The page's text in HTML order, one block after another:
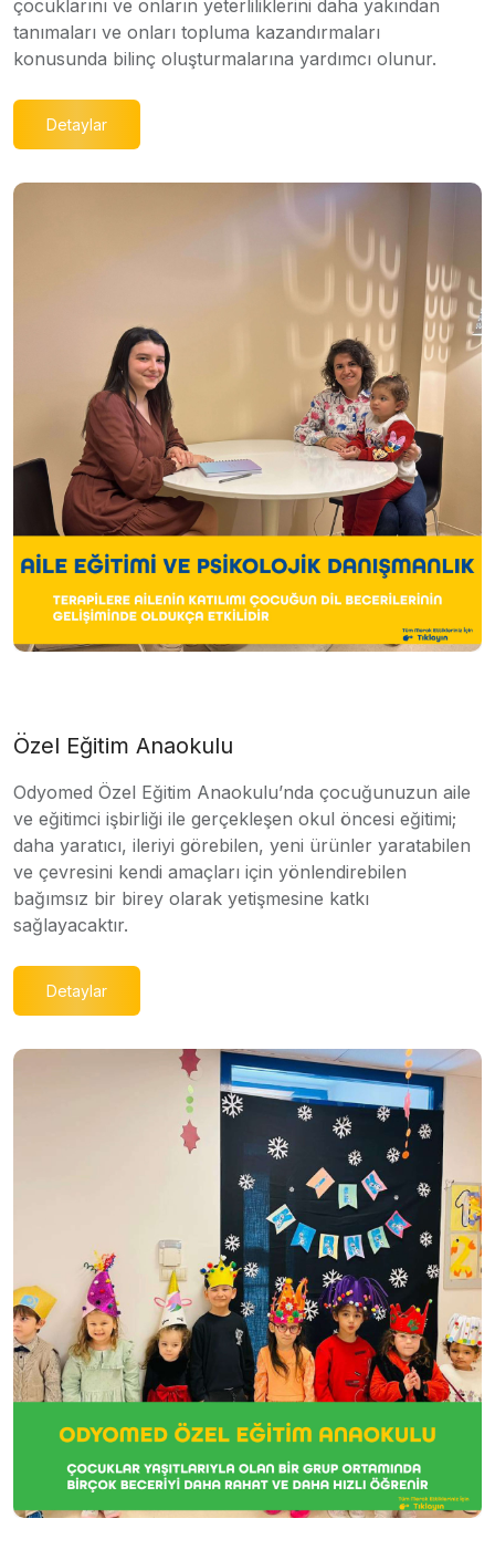
çocuklarını ve onların yeterliliklerini daha yakından
tanımaları ve onları topluma kazandırmaları
konusunda bilinç oluşturmalarına yardımcı olunur.
Detaylar
Özel Eğitim Anaokulu
Odyomed Özel Eğitim Anaokulu’nda çocuğunuzun aile
ve eğitimci işbirliği ile gerçekleşen okul öncesi eğitimi;
daha yaratıcı, ileriyi görebilen, yeni ürünler yaratabilen
ve çevresini kendi amaçları için yönlendirebilen
bağımsız bir birey olarak yetişmesine katkı
sağlayacaktır.
Detaylar